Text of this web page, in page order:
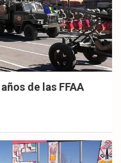
de las FFAA